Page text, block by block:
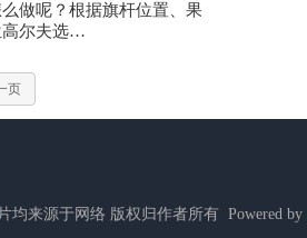
做呢？根据旗杆位置、果
高尔夫选…
页
均来源于网络 版权归作者所有 Powered by